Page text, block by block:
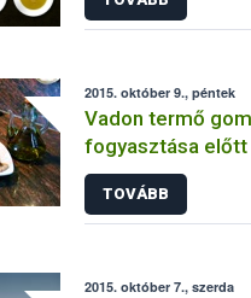
2015. október 9., péntek
Vadon termő
fogyasztása
szakellenőr
TOVÁBB
2015. október 7., szerda